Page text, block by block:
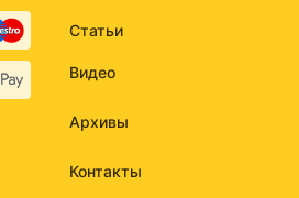
Статьи
Видео
Архивы
Контакты